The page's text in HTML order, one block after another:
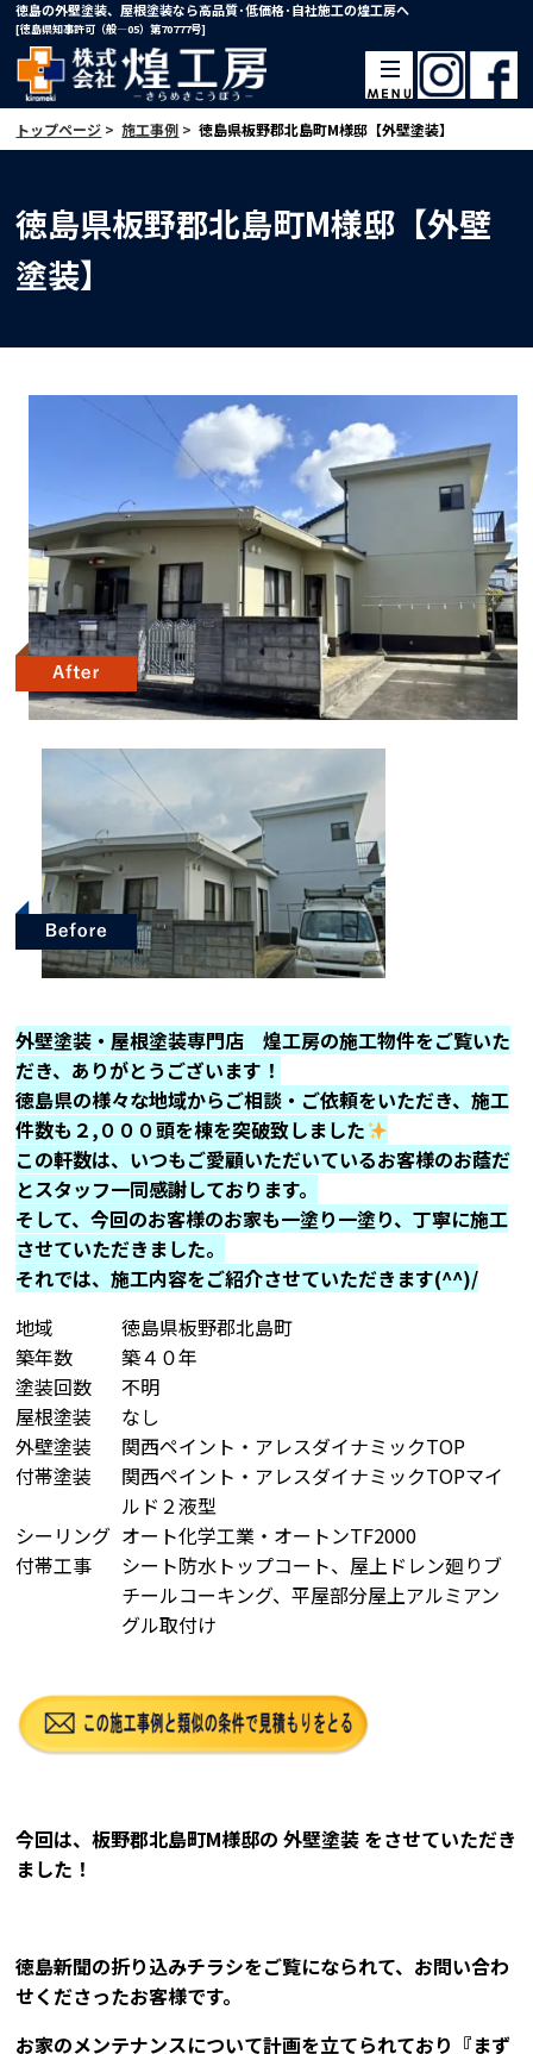
徳島の外壁塗装、屋根塗装なら高品質･低価格･自社施工の煌工房へ
[徳島県知事許可（般―05）第70777号]
トップページ > 施工事例 > 徳島県板野郡北島町M様邸【外壁塗装】
徳島県板野郡北島町M様邸【外壁
塗装】
外壁塗装・屋根塗装専門店 煌工房の施工物件をご覧いた
だき、ありがとうございます！
徳島県の様々な地域からご相談・ご依頼をいただき、施工
件数も２,０００頭を棟を突破致しました
この軒数は、いつもご愛顧いただいているお客様のお蔭だ
とスタッフ一同感謝しております。
そして、今回のお客様のお家も一塗り一塗り、丁寧に施工
させていただきました。
それでは、施工内容をご紹介させていただきます(^^)/
地域
徳島県板野郡北島町
築年数
築４０年
塗装回数
不明
屋根塗装
なし
外壁塗装
関西ペイント・アレスダイナミックTOP
付帯塗装
関西ペイント・アレスダイナミックTOPマイ
ルド２液型
シーリング オート化学工業・オートンTF2000
付帯工事
シート防水トップコート、屋上ドレン廻りブ
チールコーキング、平屋部分屋上アルミアン
グル取付け
今回は、板野郡北島町M様邸の外壁塗装 をさせていただき
ました！
徳島新聞の折り込みチラシをご覧になられて、お問い合わ
せくださったお客様です。
お家のメンテナンスについて計画を立てられており『まず